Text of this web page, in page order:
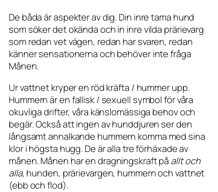
De båda är aspekter av dig. Din inre tama hund
som söker det okända och in inre vilda prärievarg
som redan vet vägen, redan har svaren, redan
känner sensationerna och behöver inte fråga
Månen.
Ur vattnet kryper en röd kräfta / hummer upp.
Hummern är en fallisk / sexuell symbol för våra
okuvliga drifter, våra känslomässiga behov och
begär. Också att ingen av hunddjuren ser den
långsamt annalkande hummern komma med sina
klor i högsta hugg. De är alla tre förhäxade av
månen. Månen har en dragningskraft på allt och
alla, hunden, prärievargen, hummern och vattnet
(ebb och flod).